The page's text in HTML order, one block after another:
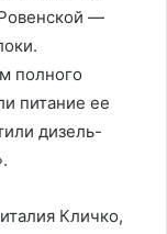
—
полного
питание ее
дизель-
Кличко,